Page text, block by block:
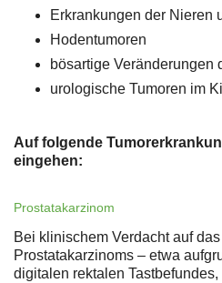
Erkrankungen der Nieren
Hodentumoren
bösartige Veränderungen
urologische Tumoren im
Auf folgende
eingehen:
Prostatakarzinom
Bei klinischem Verdacht auf
Prostatakarzinoms – etwa
digitalen rektalen